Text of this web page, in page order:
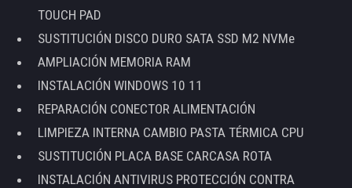
TOUCH PAD
SUSTITUCIÓN DISCO DURO SATA SSD M2 NVMe
AMPLIACIÓN MEMORIA RAM
INSTALACIÓN WINDOWS 10 11
REPARACIÓN CONECTOR ALIMENTACIÓN
LIMPIEZA INTERNA CAMBIO PASTA TÉRMICA CPU
SUSTITUCIÓN PLACA BASE CARCASA ROTA
INSTALACIÓN ANTIVIRUS PROTECCIÓN CONTRA